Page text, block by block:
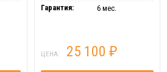
Гарантия:
6 мес.
ЦЕНА: 25 100 ₽